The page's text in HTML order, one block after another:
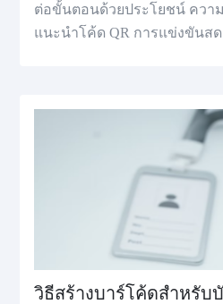
ต่อขั้นตอนด้วยประโยชน์ ควา
แนะนําโค้ด QR การแข่งขันสด
วิธีสร้างบาร์โค้ดสำหรับ